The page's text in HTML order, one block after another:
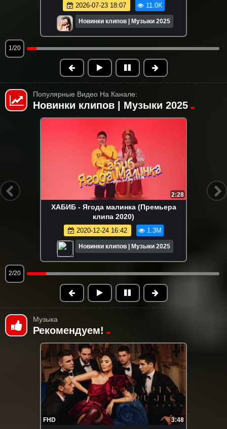
2026-07-23 18:07 11.0K
Новинки клипов | Музыки 2025
1/20
Популярные Видео На Канале:
Новинки клипов | Музыки 2025
4:32
RASA (Раса) - ПОГУДИМ (Премьера
клипа 2022)
2022-08-12 10:08 1.2M
Новинки клипов | Музыки 2025
3/20
Музыка
Рекомендуем!
FHD 3:48